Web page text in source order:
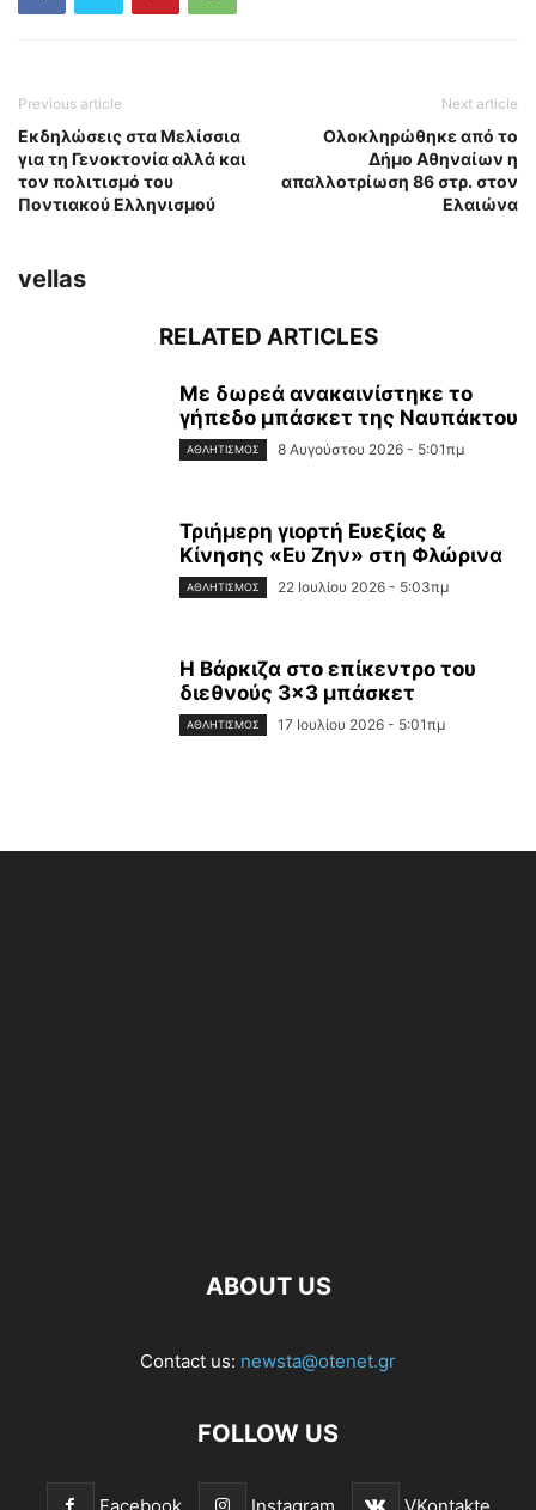
Previous article
Εκδηλώσεις στα Μελίσσια
για τη Γενοκτονία αλλά και
τον πολιτισμό του
Ποντιακού Ελληνισμού
Next article
Ολοκληρώθηκε από το
Δήμο Αθηναίων η
απαλλοτρίωση 86 στρ. στον
Ελαιώνα
vellas
RELATED ARTICLES
Με δωρεά ανακαινίστηκε το
γήπεδο μπάσκετ της Ναυπάκτου
ΑΘΛΗΤΙΣΜΌΣ 8 Αυγούστου 2026 - 5:01πμ
Τριήμερη γιορτή Ευεξίας &
Κίνησης «Ευ Ζην» στη Φλώρινα
ΑΘΛΗΤΙΣΜΌΣ 22 Ιουλίου 2026 - 5:03πμ
Η Βάρκιζα στο επίκεντρο του
διεθνούς 3×3 μπάσκετ
ΑΘΛΗΤΙΣΜΌΣ 17 Ιουλίου 2026 - 5:01πμ
ABOUT US
Contact us: newsta@otenet.gr
FOLLOW US
Facebook Instagram VKontakte